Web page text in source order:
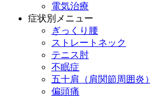
電気治療
症状別メニュー
ぎっくり腰
ストレートネック
テニス肘
不眠症
五十肩（肩関節周囲炎）
偏頭痛